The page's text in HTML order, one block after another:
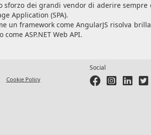
sforzo dei grandi vendor di aderire
Application (SPA).
un framework come AngularJS risolva
ASP.NET Web API.
Cookie Policy
Social